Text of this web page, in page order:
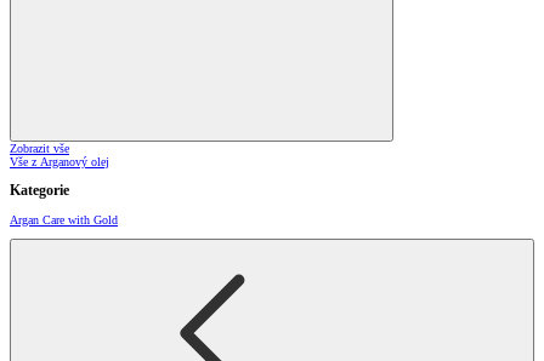
Zobrazit vše
Vše z Arganový olej
Kategorie
Argan Care with Gold